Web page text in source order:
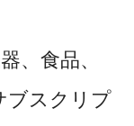
、食品、
ブスクリプ